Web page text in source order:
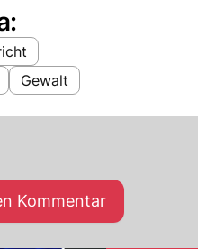
Gewalt
Kommentar